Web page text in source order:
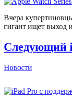
Вчера
гигант ищет выход
Следующий
Новости